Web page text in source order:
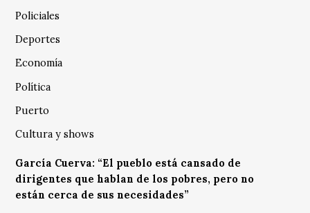
Policiales
Deportes
Economía
Política
Puerto
Cultura y shows
García Cuerva: “El pueblo está cansado de
dirigentes que hablan de los pobres, pero no
están cerca de sus necesidades”